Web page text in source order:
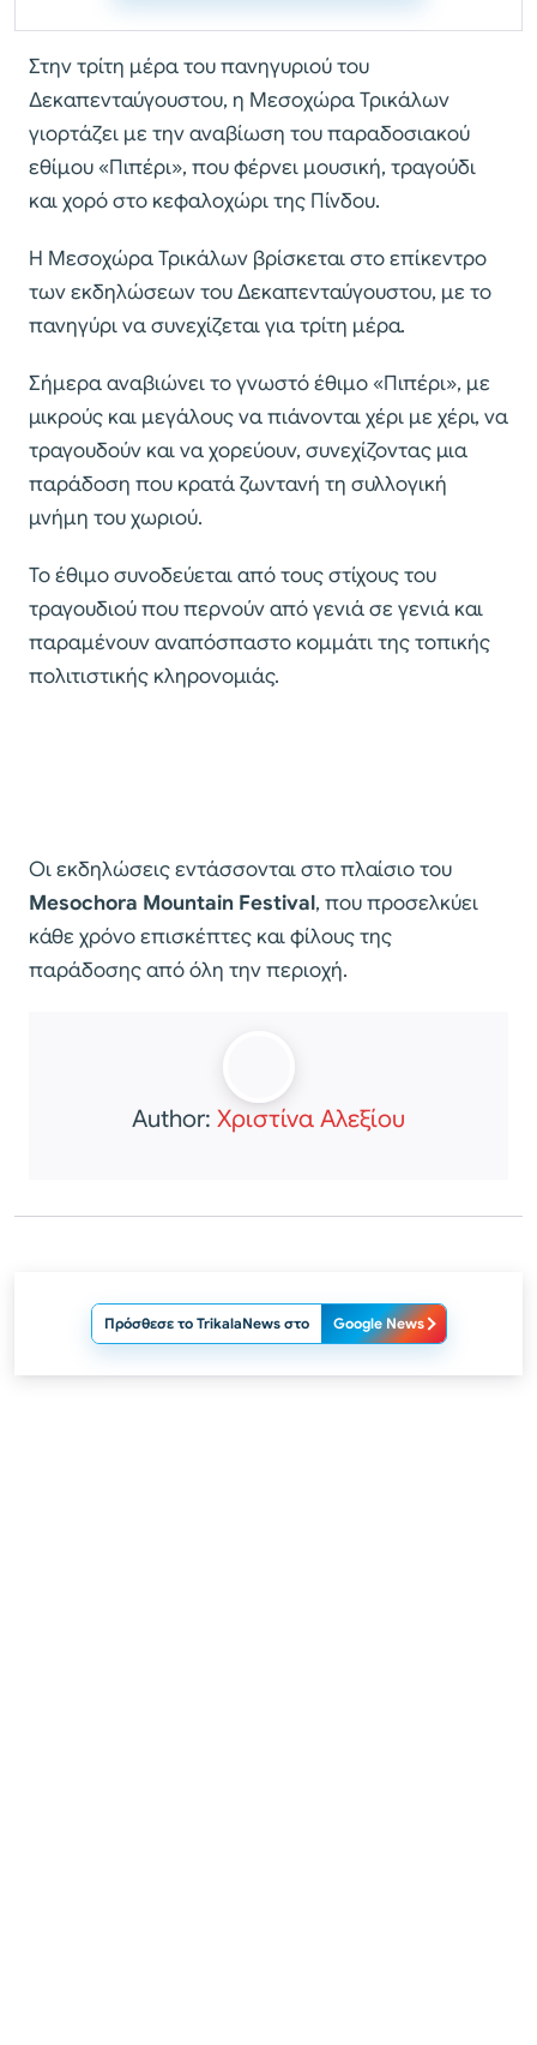
Στην τρίτη μέρα του πανηγυριού του
Δεκαπενταύγουστου, η Μεσοχώρα Τρικάλων
γιορτάζει με την αναβίωση του παραδοσιακού
εθίμου «Πιπέρι», που φέρνει μουσική, τραγούδι
και χορό στο κεφαλοχώρι της Πίνδου.
Η Μεσοχώρα Τρικάλων βρίσκεται στο επίκεντρο
των εκδηλώσεων του Δεκαπενταύγουστου, με το
πανηγύρι να συνεχίζεται για τρίτη μέρα.
Σήμερα αναβιώνει το γνωστό έθιμο «Πιπέρι», με
μικρούς και μεγάλους να πιάνονται χέρι με χέρι, να
τραγουδούν και να χορεύουν, συνεχίζοντας μια
παράδοση που κρατά ζωντανή τη συλλογική
μνήμη του χωριού.
Το έθιμο συνοδεύεται από τους στίχους του
τραγουδιού που περνούν από γενιά σε γενιά και
παραμένουν αναπόσπαστο κομμάτι της τοπικής
πολιτιστικής κληρονομιάς.
Οι εκδηλώσεις εντάσσονται στο πλαίσιο του
Mesochora Mountain Festival, που προσελκύει
κάθε χρόνο επισκέπτες και φίλους της
παράδοσης από όλη την περιοχή.
Author: Χριστίνα Αλεξίου
Πρόσθεσε το TrikalaNews στο Google News